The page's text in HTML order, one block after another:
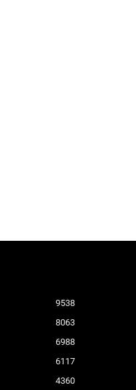
9538
8063
6988
6117
4360